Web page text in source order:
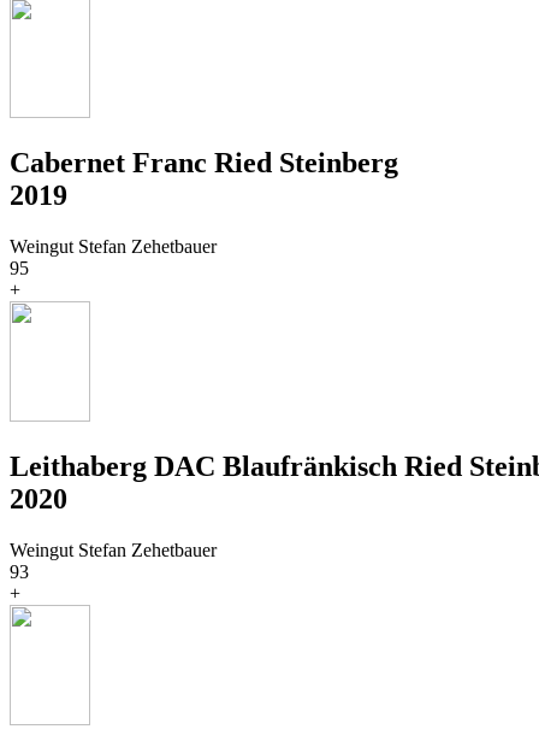
Cabernet Franc Ried Steinberg
2019
Weingut Stefan Zehetbauer
95
+
Leithaberg DAC Blaufränkisch Ried
2020
Weingut Stefan Zehetbauer
93
+